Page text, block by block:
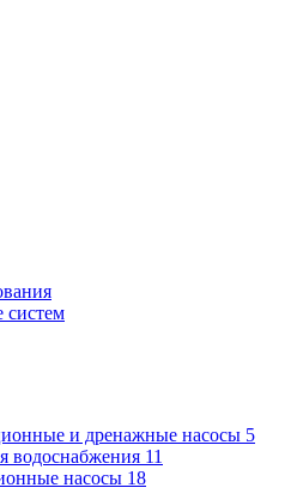
систем
и дренажные насосы 5
водоснабжения 11
насосы 18